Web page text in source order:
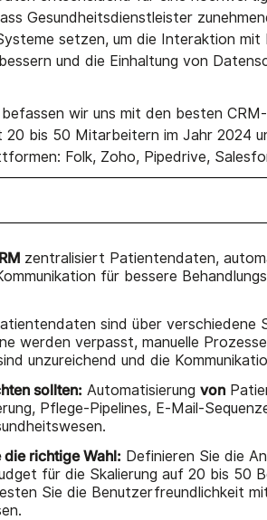
Gesundheitsdienstleister
setzen, um die Interaktion mit
und die Einhaltung von
wir uns mit den besten
20 bis 50 Mitarbeitern im Jahr 2024
Folk, Zoho, Pipedrive,
zentralisiert Patientendaten,
für bessere
sind über verschiedene
werden verpasst, manuelle
unzureichend und die
sollten: Automatisierungvon
Pflege-Pipelines, E-Mail-
die richtige Wahl: Definieren Sie die
für die Skalierung auf 20 bis 50
Sie die Benutzerfreundlichkeit